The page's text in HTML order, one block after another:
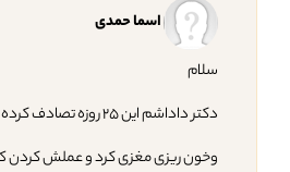
اسما حمدی
سلام
دکتر داداشم این ۲۵ روزه تصادف کرده
وخون ریزی مغزی کرد و عملش